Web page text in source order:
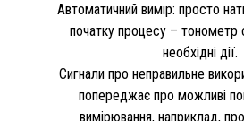
Автоматичний вимір: просто
початку процесу – тонометр
необхідні дії.
Сигнали про неправильне
попереджає про можливі
вимірювання, наприклад,